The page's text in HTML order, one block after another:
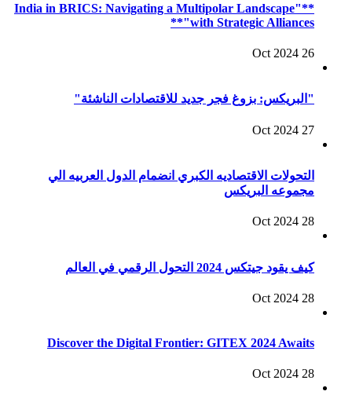
**"India in BRICS: Navigating a Multipolar Landscape
with Strategic Alliances"**
26 Oct 2024
"البريكس: بزوغ فجر جديد للاقتصادات الناشئة"
27 Oct 2024
التحولات الاقتصاديه الكبري انضمام الدول العربيه الي
مجموعه البريكس
28 Oct 2024
كيف يقود جيتكس 2024 التحول الرقمي في العالم
28 Oct 2024
Discover the Digital Frontier: GITEX 2024 Awaits
28 Oct 2024